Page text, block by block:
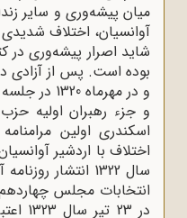
میان پیشه‌ورى و سایر
آوانسیان، اختلاف
شاید اصرار پیشه‌ورى
و در
و جزء رهبران اولیه
اسکندرى اولین
اختلاف با اردشیر
سال 1322 انتشار
انتخابات مجلس
در